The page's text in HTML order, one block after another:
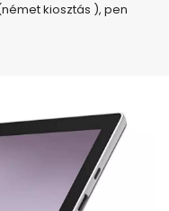
kiosztás ), pen